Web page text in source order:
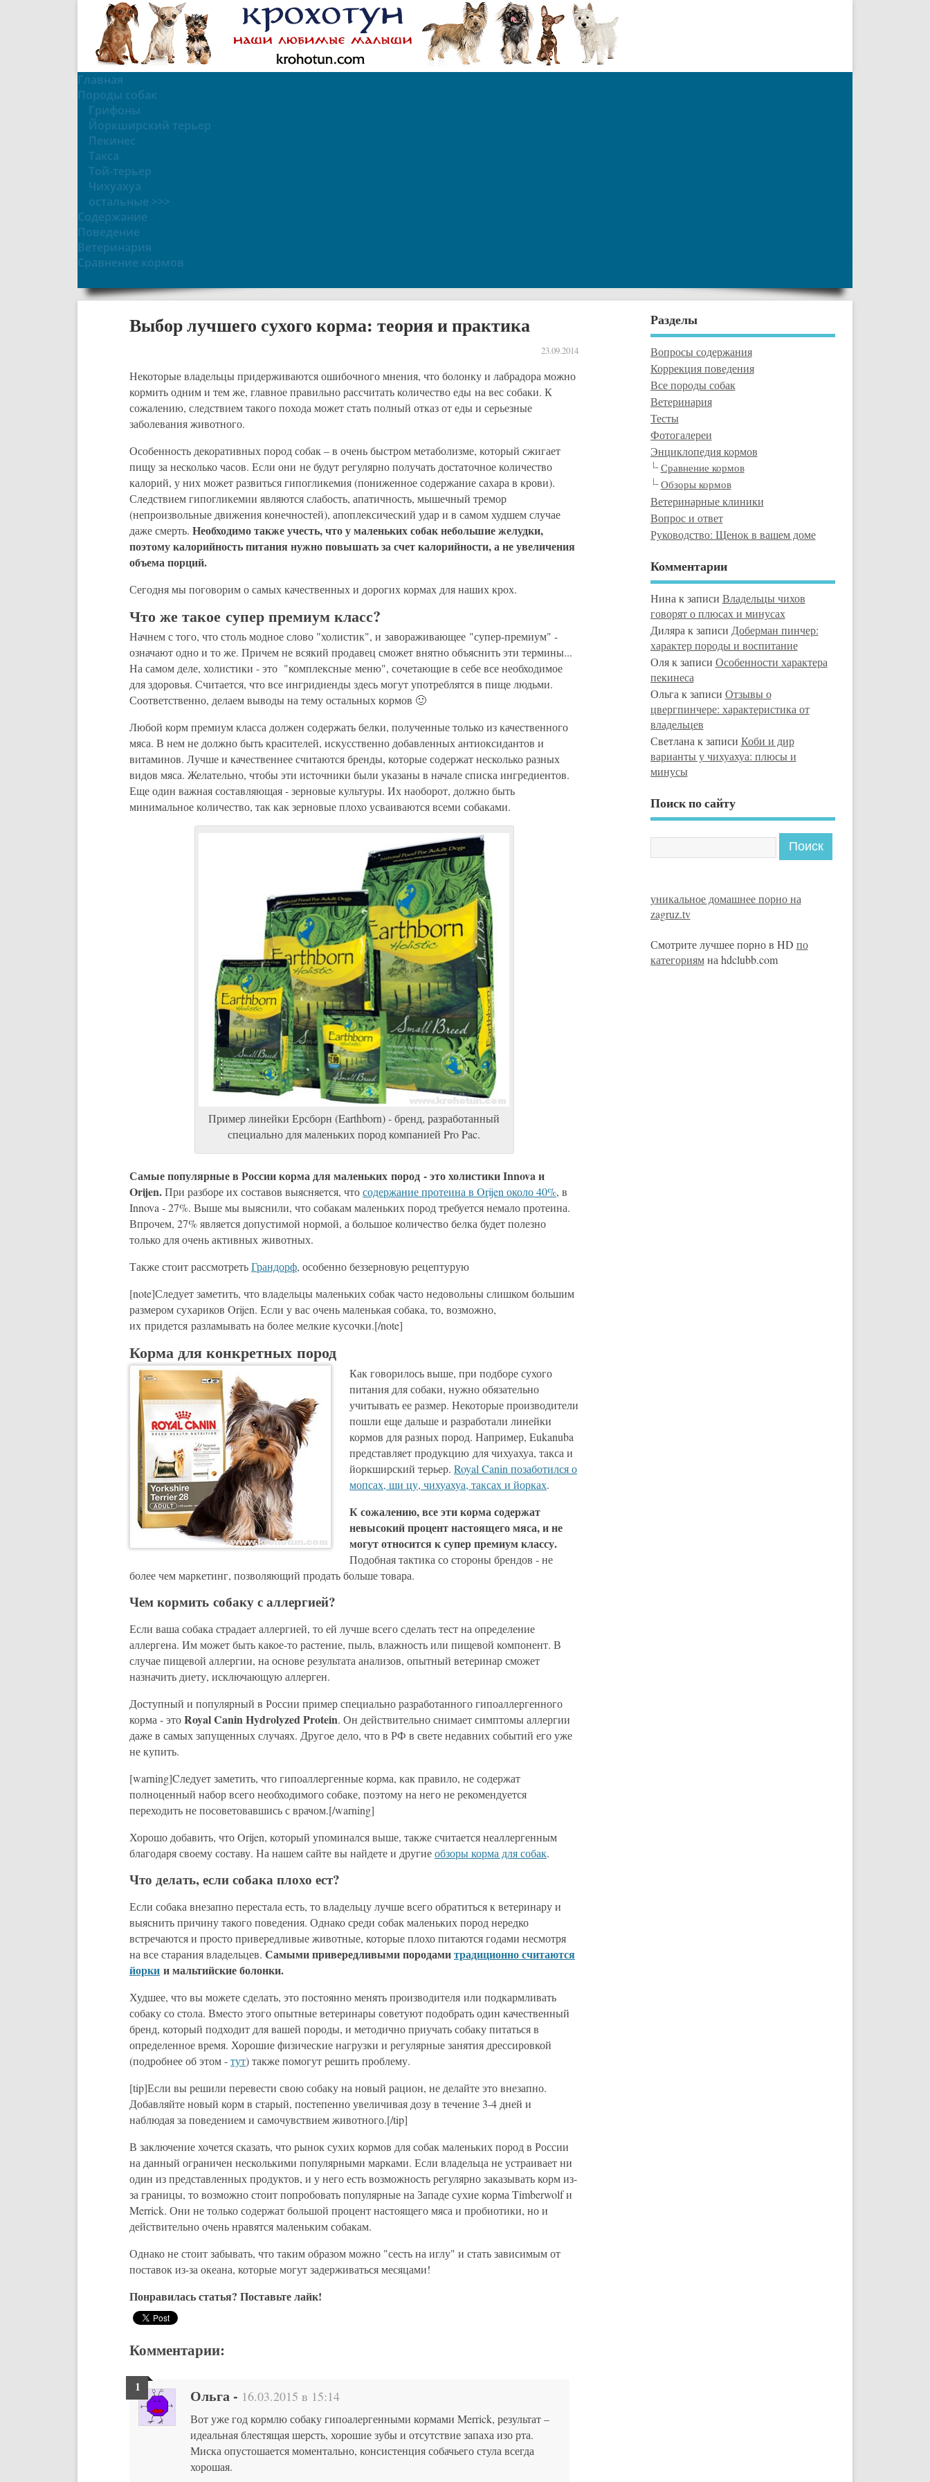
Главная
Породы собак
Грифоны
Йоркширский терьер
Пекинес
Такса
Той-терьер
Чихуахуа
остальные >>>
Содержание
Поведение
Ветеринария
Сравнение кормов
Выбор лучшего сухого корма: теория и практика
23.09.2014
Некоторые владельцы придерживаются ошибочного мнения, что болонку и лабрадора можно
кормить одним и тем же, главное правильно рассчитать количество еды на вес собаки. К
сожалению, следствием такого похода может стать полный отказ от еды и серьезные
заболевания животного.
Особенность декоративных пород собак – в очень быстром метаболизме, который сжигает
пищу за несколько часов. Если они не будут регулярно получать достаточное количество
калорий, у них может развиться гипогликемия (пониженное содержание сахара в крови).
Следствием гипогликемии являются слабость, апатичность, мышечный тремор
(непроизвольные движения конечностей), апоплексический удар и в самом худшем случае
даже смерть. Необходимо также учесть, что у маленьких собак небольшие желудки,
поэтому калорийность питания нужно повышать за счет калорийности, а не увеличения
объема порций.
Сегодня мы поговорим о самых качественных и дорогих кормах для наших крох.
Что же такое супер премиум класс?
Начнем с того, что столь модное слово "холистик", и завораживающее "супер-премиум" -
означают одно и то же. Причем не всякий продавец сможет внятно объяснить эти термины...
На самом деле, холистики - это "комплексные меню", сочетающие в себе все необходимое
для здоровья. Считается, что все ингридиенды здесь могут употреблятся в пище людьми.
Соответственно, делаем выводы на тему остальных кормов 🙂
Любой корм премиум класса должен содержать белки, полученные только из качественного
мяса. В нем не должно быть красителей, искусственно добавленных антиоксидантов и
витаминов. Лучше и качественнее считаются бренды, которые содержат несколько разных
видов мяса. Желательно, чтобы эти источники были указаны в начале списка ингредиентов.
Еще один важная составляющая - зерновые культуры. Их наоборот, должно быть
минимальное количество, так как зерновые плохо усваиваются всеми собаками.
Пример линейки Ерсборн (Earthborn) - бренд, разработанный
специально для маленьких пород компанией Pro Pac.
Самые популярные в России корма для маленьких пород - это холистики Innova и
Orijen.При разборе их составов выясняется, чтосодержание протеина в Orijen около 40%, в
Innova - 27%. Выше мы выяснили, что собакам маленьких пород требуется немало протеина.
Впрочем, 27% является допустимой нормой, а большое количество белка будет полезно
только для очень активных животных.
Также стоит рассмотретьГрандорф, особенно беззерновую рецептурую
[note]Следует заметить, что владельцы маленьких собак часто недовольны слишком большим
размером сухариков Orijen. Если у вас очень маленькая собака, то, возможно,
их придется разламывать на более мелкие кусочки.[/note]
Корма для конкретных пород
Как говорилось выше, при подборе сухого
питания для собаки, нужно обязательно
учитывать ее размер. Некоторые производители
пошли еще дальше и разработали линейки
кормов для разных пород. Например, Eukanuba
представляет продукцию для чихуахуа, такса и
йоркширский терьер. Royal Canin позаботился о
мопсах, ши цу, чихуахуа, таксах и йорках.
К сожалению, все эти корма содержат
невысокий процент настоящего мяса, и не
могут относится к супер премиум классу.
Подобная тактика со стороны брендов - не
более чем маркетинг, позволяющий продать больше товара.
Чем кормить собаку с аллергией?
Если ваша собака страдает аллергией, то ей лучше всего сделать тест на определение
аллергена. Им может быть какое-то растение, пыль, влажность или пищевой компонент. В
случае пищевой аллергии, на основе результата анализов, опытный ветеринар сможет
назначить диету, исключающую аллерген.
Доступный и популярный в России пример специально разработанного гипоаллергенного
корма - этоRoyal Canin Hydrolyzed Protein. Он действительно снимает симптомы аллергии
даже в самых запущенных случаях. Другое дело, что в РФ в свете недавних событий его уже
не купить.
[warning]Cледует заметить, что гипоаллергенные корма, как правило, не содержат
полноценный набор всего необходимого собаке, поэтому на него не рекомендуется
переходить не посоветовавшись с врачом.[/warning]
Хорошо добавить, что Orijen, который упоминался выше, также считается неаллергенным
благодаря своему составу. На нашем сайте вы найдете и другиеобзоры корма для собак.
Что делать, если собака плохо ест?
Если собака внезапно перестала есть, то владельцу лучше всего обратиться к ветеринару и
выяснить причину такого поведения. Однако среди собак маленьких пород нередко
встречаются и просто привередливые животные, которые плохо питаются годами несмотря
на все старания владельцев. Самыми привередливыми породамитрадиционно считаются
йорки и мальтийские болонки.
Худшее, что вы можете сделать, это постоянно менять производителя или подкармливать
собаку со стола. Вместо этого опытные ветеринары советуют подобрать один качественный
бренд, который подходит для вашей породы, и методично приучать собаку питаться в
определенное время. Хорошие физические нагрузки и регулярные занятия дрессировкой
(подробнее об этом -тут) также помогут решить проблему.
[tip]Если вы решили перевести свою собаку на новый рацион, не делайте это внезапно.
Добавляйте новый корм в старый, постепенно увеличивая дозу в течение 3-4 дней и
наблюдая за поведением и самочувствием животного.[/tip]
В заключение хочется сказать, что рынок сухих кормов для собак маленьких пород в России
на данный ограничен несколькими популярными марками. Если владельца не устраивает ни
один из представленных продуктов, и у него есть возможность регулярно заказывать корм из-
за границы, то возможно стоит попробовать популярные на Западе сухие корма Timberwolf и
Merrick. Они не только содержат большой процент настоящего мяса и пробиотики, но и
действительно очень нравятся маленьким собакам.
Однако не стоит забывать, что таким образом можно "сесть на иглу" и стать зависимым от
поставок из-за океана, которые могут задерживаться месяцами!
Понравилась статья? Поставьте лайк!
Комментарии:
Ольга - 16.03.2015 в 15:14
Вот уже год кормлю собаку гипоалергенными кормами Merrick, результат –
идеальная блестящая шерсть, хорошие зубы и отсутствие запаха изо рта.
Миска опустошается моментально, консистенция собачьего стула всегда
хорошая.
Разделы
Вопросы содержания
Коррекция поведения
Все породы собак
Ветеринария
Тесты
Фотогалереи
Энциклопедия кормов
Сравнение кормов
Обзоры кормов
Ветеринарные клиники
Вопрос и ответ
Руководство: Щенок в вашем доме
Комментарии
Нина к записи Владельцы чихов
говорят о плюсах и минусах
Диляра к записи Доберман пинчер:
характер породы и воспитание
Оляк записи Особенности характера
пекинеса
Ольга к записи Отзывы о
цвергпинчере: характеристика от
владельцев
Светлана к записи Коби и дир
варианты у чихуахуа: плюсы и
минусы
Поиск по сайту
уникальное домашнее порно на
zagruz.tv
Смотрите лучшее порно в HD по
категориямна hdclubb.com